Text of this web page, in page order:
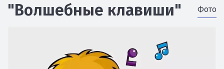
"Волшебные клавиши" Фото